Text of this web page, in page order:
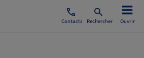
Contacts Rechercher Ouvrir